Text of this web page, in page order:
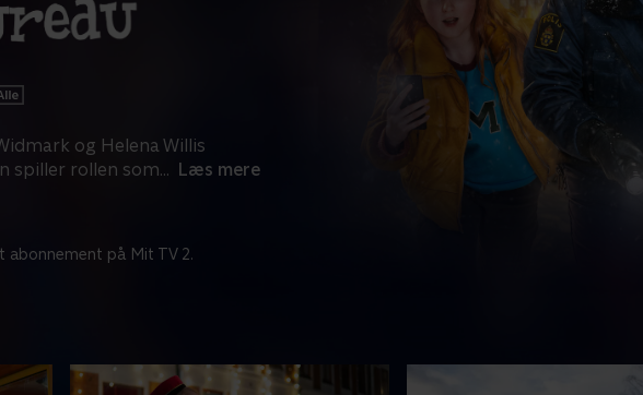
og Helena Willis
spiller rollen som... Læs mere
abonnement på Mit TV 2.